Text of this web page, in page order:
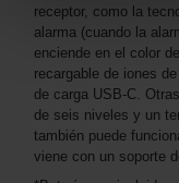
receptor, como la
alarma (cuando la
enciende en el color
recargable de iones
de carga USB-C.
de seis niveles y un
también puede
viene con un soporte